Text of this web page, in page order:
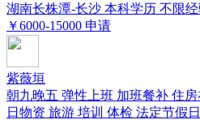
湖南长株潭-长沙 本科学历 不限
￥6000-15000 申请
紫薇垣
朝九晚五 弹性上班 加班餐补 住
日物资 旅游 培训 体检 法定节假日